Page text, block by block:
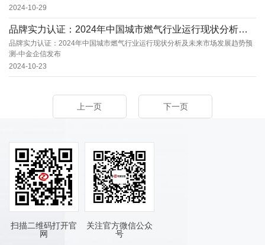
2024-10-29
品牌实力认证：2024年中国城市燃气行业运行现状分析及未来市场发展趋势预测-中金企信发布
品牌实力认证：2024年中国城市燃气行业运行现状分析及未来市场发展趋势预
测-中金企信发布
2024-10-23
上一页 下一页
扫描二维码打开官
网
关注官方微信公众
号